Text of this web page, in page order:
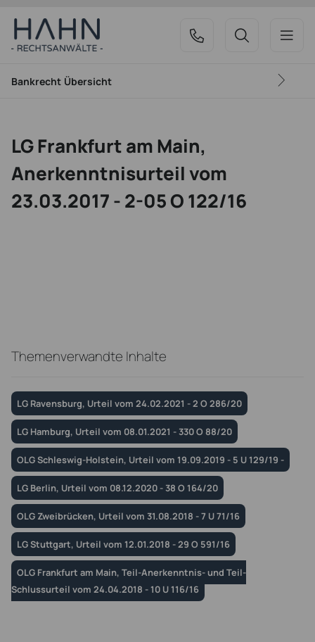
Bankrecht Übersicht
LG Frankfurt am Main,
Anerkenntnisurteil vom
23.03.2017 - 2-05 O 122/16
Themenverwandte Inhalte
LG Ravensburg, Urteil vom 24.02.2021 - 2 O 286/20
LG Hamburg, Urteil vom 08.01.2021 - 330 O 88/20
OLG Schleswig-Holstein, Urteil vom 19.09.2019 - 5 U 129/19 -
LG Berlin, Urteil vom 08.12.2020 - 38 O 164/20
OLG Zweibrücken, Urteil vom 31.08.2018 - 7 U 71/16
LG Stuttgart, Urteil vom 12.01.2018 - 29 O 591/16
OLG Frankfurt am Main, Teil-Anerkenntnis- und Teil-
Schlussurteil vom 24.04.2018 - 10 U 116/16